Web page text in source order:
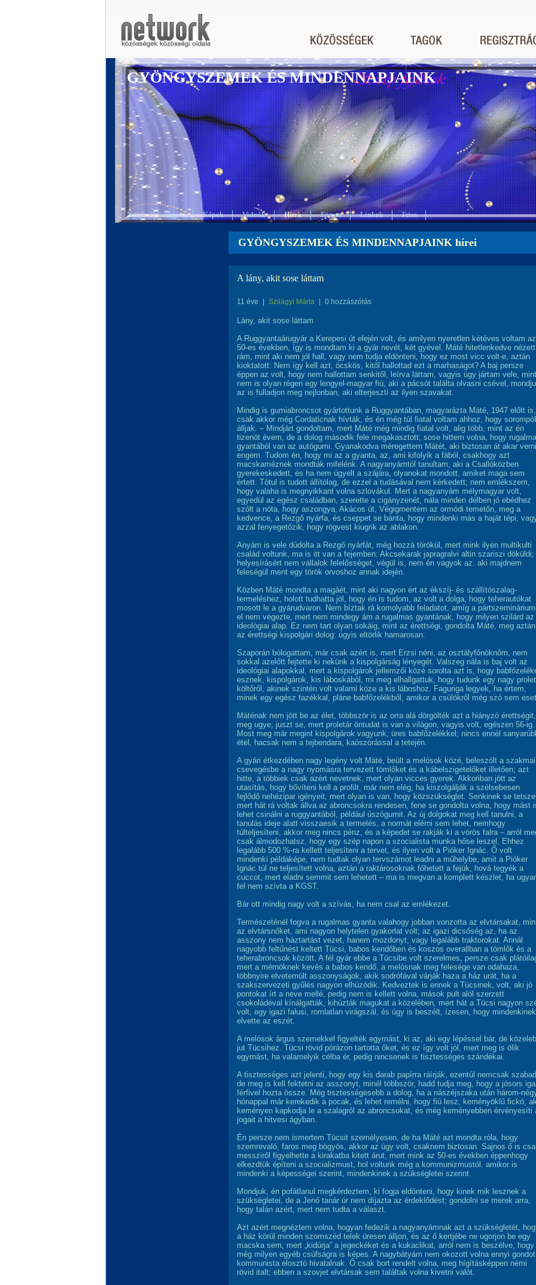
GYÖNGYSZEMEK ÉS MINDENNAPJAINK
Nyitó Tagok Képek Videók Hírek Fórum Linkek Friss
GYÖNGYSZEMEK ÉS MINDENNAPJAINK hírei
A lány, akit sose láttam
11 éve Szilágyi Márta 0 hozzászólás
Lány, akit sose láttam
A Ruggyantaárugyár a Kerepesi út elején volt, és amilyen nyeretlen kétéves voltam az
50-es években, így is mondtam ki a gyár nevét, két gyével. Máté hitetlenkedve nézett
rám, mint aki nem jól hall, vagy nem tudja eldönteni, hogy ez most vicc volt-e, aztán
kioktatott: Nem így kell azt, öcskös, kitől hallottad ezt a marhaságot? A baj persze
éppen az volt, hogy nem hallottam senkitől, leírva láttam, vagyis úgy jártam vele, mint
nem is olyan régen egy lengyel-magyar fiú, aki a pácsót találta olvasni csével,
az is fulladjon meg nejlonban, aki elterjeszti az ilyen szavakat.
Mindig is gumiabroncsot gyártottunk a Ruggyantában, magyarázta Máté, 1947 előtt is,
csak akkor még Cordaticnak hívták, és én még túl fiatal voltam ahhoz, hogy
álljak. – Mindjárt gondoltam, mert Máté még mindig fiatal volt, alig több, mint az én
tizenöt évem, de a dolog második fele megakasztott; sose hittem volna, hogy
gyantából van az autógumi. Gyanakodva méregettem Mátét, aki biztosan át akar verni
engem. Tudom én, hogy mi az a gyanta, az, ami kifolyik a fából, csakhogy azt
macskaméznek mondták mifelénk. A nagyanyámtól tanultam, aki a Csallóközben
gyerekeskedett, és ha nem ügyelt a szájára, olyanokat mondott, amiket maga sem
értett. Tótul is tudott állítólag, de ezzel a tudásával nem kérkedett; nem emlékszem,
hogy valaha is megnyikkant volna szlovákul. Mert a nagyanyám mélymagyar volt,
egyedül az egész családban, szerette a cigányzenét, nála minden délben jó ebédhez
szólt a nóta, hogy aszongya, Akácos út, Végigmentem az ormódi temetőn, meg a
kedvence, a Rezgő nyárfa, és cseppet se bánta, hogy mindenki más a haját tépi,
azzal fenyegetőzik, hogy rögvest kiugrik az ablakon.
Anyám is vele dúdolta a Rezgő nyárfát, még hozzá törökül, mert mink ilyen multikulti
család voltunk, ma is itt van a fejemben: Akcsekarak japragralvi altin szariszi döküldi;
helyesírásért nem vállalok felelősséget, végül is, nem én vagyok az. aki majdnem
feleségül ment egy török orvoshoz annak idején.
Közben Máté mondta a magáét, mint aki nagyon ért az ékszíj- és szállítószalag-
termeléshez, holott tudhatta jól, hogy én is tudom, az volt a dolga, hogy teherautókat
mosott le a gyárudvaron. Nem bíztak rá komolyabb feladatot, amíg a
el nem végezte, mert nem mindegy ám a rugalmas gyantának, hogy milyen szilárd az
ideológiai alap. Ez nem tart olyan sokáig, mint az érettségi, gondolta Máté, meg aztán
az érettségi kispolgári dolog: úgyis eltörlik hamarosan.
Szaporán bólogattam, már csak azért is, mert Erzsi néni, az osztályfőnöknőm, nem
sokkal azelőtt fejtette ki nekünk a kispolgárság lényegét. Valszeg nála is baj volt az
ideológiai alapokkal, mert a kispolgárok jellemzői közé sorolta azt is, hogy
esznek, kispolgárok, kis láboskából, mi meg elhallgattuk, hogy tudunk egy nagy
költőről, akinek szintén volt valami köze a kis láboshoz. Faguriga legyek, ha értem,
minek egy egész fazékkal, pláne babfőzelékből, amikor a csülökről még szó sem
Máténak nem jött be az élet, többször is az orra alá dörgölték azt a hiányzó
meg ugye, juszt se, mert proletár öntudat is van a világon, vagyis volt, egészen 56-ig.
Most meg már megint kispolgárok vagyunk, üres babfőzelékkel; nincs ennél
étel, hacsak nem a tejbendara, kaószórással a tetején.
A gyári étkezdében nagy legény volt Máté, beült a melósok közé, beleszólt a szakmai
csevegésbe a nagy nyomásra tervezett tömlőket és a kábelszigetelőket illetően; azt
hitte, a többiek csak azért nevetnek, mert olyan vicces gyerek. Akkoriban jött az
utasítás, hogy bővíteni kell a profilt, már nem elég, ha kiszolgálják a szélsebesen
fejlődő nehézipar igényeit, mert olyan is van, hogy közszükséglet. Senkinek se
mert hát rá voltak állva az abroncsokra rendesen, fene se gondolta volna, hogy mást
lehet csinálni a ruggyantából, például úszógumit. Az új dolgokat meg kell tanulni, a
tanulás ideje alatt visszaesik a termelés, a normát elérni sem lehet, nemhogy
túlteljesíteni, akkor meg nincs pénz, és a képedet se rakják ki a vörös falra – arról
csak álmodozhatsz, hogy egy szép napon a szocialista munka hőse leszel. Ehhez
legalább 500 %-ra kellett teljesíteni a tervet, és ilyen volt a Pióker Ignác. Ő volt
mindenki példaképe, nem tudtak olyan tervszámot leadni a műhelybe, amit a Pióker
Ignác túl ne teljesített volna, aztán a raktárosoknak főhetett a fejük, hová tegyék a
cuccot, mert eladni semmit sem lehetett – ma is megvan a komplett készlet, ha
fel nem szívta a KGST.
Bár ott mindig nagy volt a szívás, ha nem csal az emlékezet.
Természeténél fogva a rugalmas gyanta valahogy jobban vonzotta az elvtársakat,
az elvtársnőket, ami nagyon helytelen gyakorlat volt; az igazi dicsőség az, ha az
asszony nem háztartást vezet, hanem mozdonyt, vagy legalább traktorokat. Annál
nagyobb feltűnést keltett Tücsi, babos kendőben és koszos overallban a tömlők és a
teherabroncsok között. A fél gyár ebbe a Tücsibe volt szerelmes, persze csak
mert a mérnöknek kevés a babos kendő, a melósnak meg felesége van odahaza,
többnyire elvetemült asszonyságok, akik sodrófával várják haza a ház urát, ha a
szakszervezeti gyűlés nagyon elhúzódik. Kedveztek is ennek a Tücsinek, volt, aki jó
pontokat írt a neve mellé, pedig nem is kellett volna, mások pult alól szerzett
csokoládéval kínálgatták, kihúzták magukat a közelében, mert hát a Tücsi nagyon
volt, egy igazi falusi, romlatlan virágszál, és úgy is beszélt, ízesen, hogy mindenkinek
elvette az eszét.
A melósok árgus szemekkel figyelték egymást, ki az, aki egy lépéssel bár, de
jut Tücsihez. Tücsi rövid pórázon tartotta őket, és ez így volt jól, mert meg is ölik
egymást, ha valamelyik célba ér, pedig nincsenek is tisztességes szándékai.
A tisztességes azt jelenti, hogy egy kis darab papírra ráírják, ezentúl nemcsak
de meg is kell fektetni az asszonyt, minél többször, hadd tudja meg, hogy a jósors
férfivel hozta össze. Még tisztességesebb a dolog, ha a nászéjszaka után három-
hónappal már kerekedik a pocak, és lehet remélni, hogy fiú lesz, keményöklű fickó,
keményen kapkodja le a szalagról az abroncsokat, és még keményebben érvényesíti
jogait a hitvesi ágyban.
Én persze nem ismertem Tücsit személyesen, de ha Máté azt mondta róla, hogy
szemrevaló, faros meg bögyös, akkor az úgy volt, csaknem biztosan. Sajnos ő is
messziről figyelhette a kirakatba kitett árut, mert mink az 50-es években éppenhogy
elkezdtük építeni a szocializmust, hol voltunk még a kommunizmustól. amikor is
mindenki a képességei szerint, mindenkinek a szükségletei szerint.
Mondjuk, én pofátlanul megkérdeztem, ki fogja eldönteni, hogy kinek mik lesznek a
szükségletei, de a Jenő tanár úr nem díjazta az érdeklődést; gondolni se merek arra,
hogy talán azért, mert nem tudta a választ.
Azt azért megnéztem volna, hogyan fedezik a nagyanyámnak azt a szükségletét,
a ház körül minden szomszéd telek üresen álljon, és az ő kertjébe ne ugorjon be egy
macska sem, mert „kidúrja” a jegeckéket és a kukaclikat, arról nem is beszélve, hogy
még milyen egyéb csúfságra is képes. A nagybátyám nem okozott volna ennyi
kommunista elosztó hivatalnak. Ő csak bort rendelt volna, meg hígításképpen némi
rövid italt; ebben a szovjet elvtársak sem találtak volna kivetni valót.